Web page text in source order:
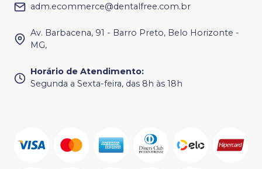
adm.ecommerce@dentalfree.com.br
Av. Barbacena, 91 - Barro Preto, Belo Horizonte -
MG,
Horário de Atendimento:
Segunda a Sexta-feira, das 8h às 18h